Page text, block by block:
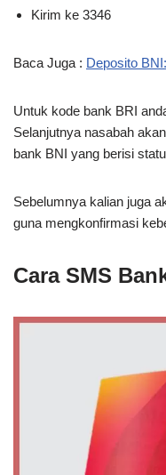
Kirim ke 3346
Baca Juga : Deposito
Untuk kode bank BRI
Selanjutnya nasabah
bank BNI yang berisi
Sebelumnya kalian juga
guna mengkonfirmasi
Cara SMS